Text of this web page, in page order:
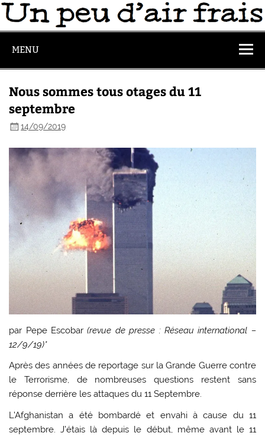
MENU
Nous sommes tous otages du 11
septembre
14/09/2019
par Pepe Escobar(revue de presse : Réseau international –
12/9/19)*
Après des années de reportage sur la Grande Guerre contre
le Terrorisme, de nombreuses questions restent sans
réponse derrière les attaques du 11 Septembre.
L’Afghanistan a été bombardé et envahi à cause du 11
septembre. J’étais là depuis le début, même avant le 11